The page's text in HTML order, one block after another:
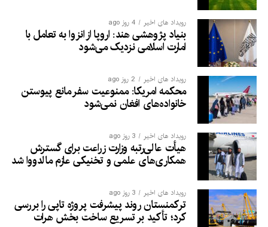
رویداد های اخیر 4 روز ago
بنیاد پژوهشی هند: اروپا از انزوا به تعامل با
امارت اسلامی نزدیک می‌شود
رویداد های اخیر 2 روز ago
محکمه امریکا: ممنوعیت سفر مانع پیوستن
خانواده‌های افغان نمی‌شود
رویداد های اخیر 3 روز ago
هیأت عالی‌رتبه وزارت زراعت برای گسترش
همکاری‌های علمی و تخنیکی عازم مالدووا شد
رویداد های اخیر 3 روز ago
ترکمنستان روند پیشرفت پروژه تاپی را بررسی
کرد؛ تأکید بر تسریع ساخت بخش هرات